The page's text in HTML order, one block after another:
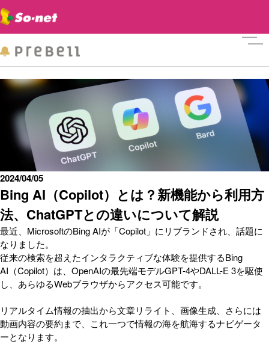
Bing AI（Copilot）とは？新機能から利用方
法、ChatGPTとの違いについて解説
2024/04/05
最近、MicrosoftのBing AIが「Copilot」にリブランドされ、話題に
なりました。
従来の検索を超えたインタラクティブな体験を提供するBing
AI（Copilot）は、OpenAIの最先端モデルGPT-4やDALL-E 3を駆使
し、あらゆるWebブラウザからアクセス可能です。
リアルタイム情報の抽出から文章リライト、画像生成、さらには
動画内容の要約まで、これ一つで情報の海を航海するナビゲータ
ーとなります。